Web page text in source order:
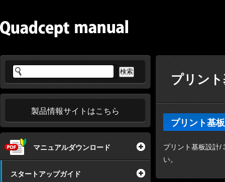
製品情報サイトはこちら
マニュアルダウンロード
スタートアップガイド
プリン
プリント基
プリント基板設計/
い。